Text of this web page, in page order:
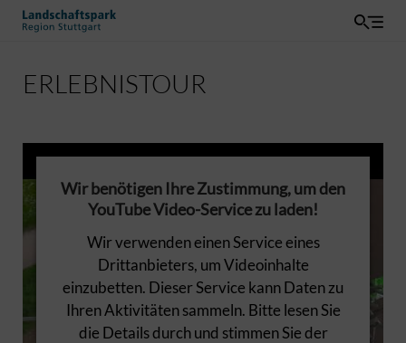
ERLEBNISTOUR
Wir benötigen Ihre Zustimmung, um den
YouTube Video-Service zu laden!
Wir verwenden einen Service eines
Drittanbieters, um Videoinhalte
einzubetten. Dieser Service kann Daten zu
Ihren Aktivitäten sammeln. Bitte lesen Sie
die Details durch und stimmen Sie der